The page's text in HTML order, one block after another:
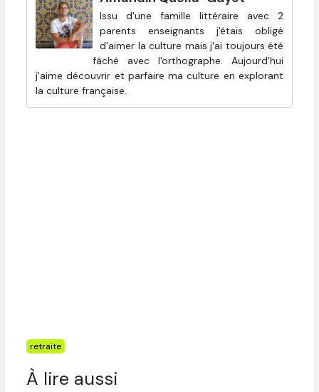
Issu d'une famille littéraire avec 2
parents enseignants j'étais obligé
d'aimer la culture mais j'ai toujours été
fâché avec l'orthographe. Aujourd'hui
j'aime découvrir et parfaire ma culture en explorant
la culture française.
Étiquettes
retraite
À lire aussi